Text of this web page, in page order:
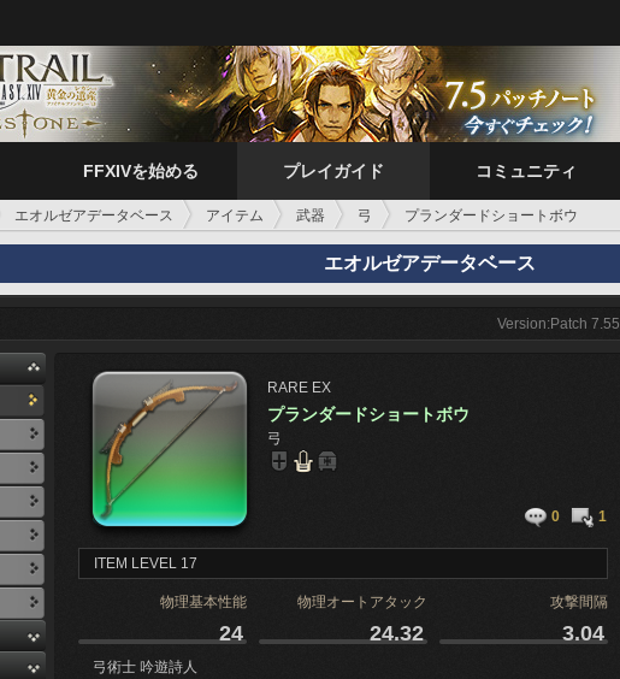
FFXIVを始める プレイガイド コミュニティ
エオルゼアデータベース アイテム 武器 弓 プランダードショートボウ
エオルゼアデータベース
Version:Patch 7.55
RARE EX
プランダードショートボウ
弓
0 1
ITEM LEVEL 17
物理基本性能 物理オートアタック 攻撃間隔
24 24.32 3.04
弓術士 吟遊詩人